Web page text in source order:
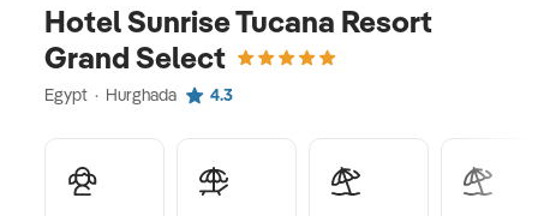
Hotel Sunrise Tucana Resort
Grand Select
Egypt · Hurghada 4.3